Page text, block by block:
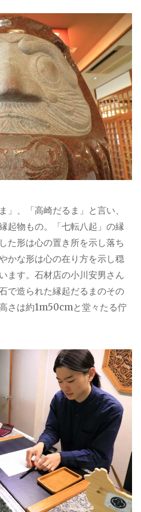
」、「高崎だるま」と言い、
起物もの。「七転八起」の縁
た形は心の置き所を示し落ち
かな形は心の在り方を示し穏
ます。石材店の小川安男さん
で造られた縁起だるまのその
さは約1m50cmと堂々たる佇